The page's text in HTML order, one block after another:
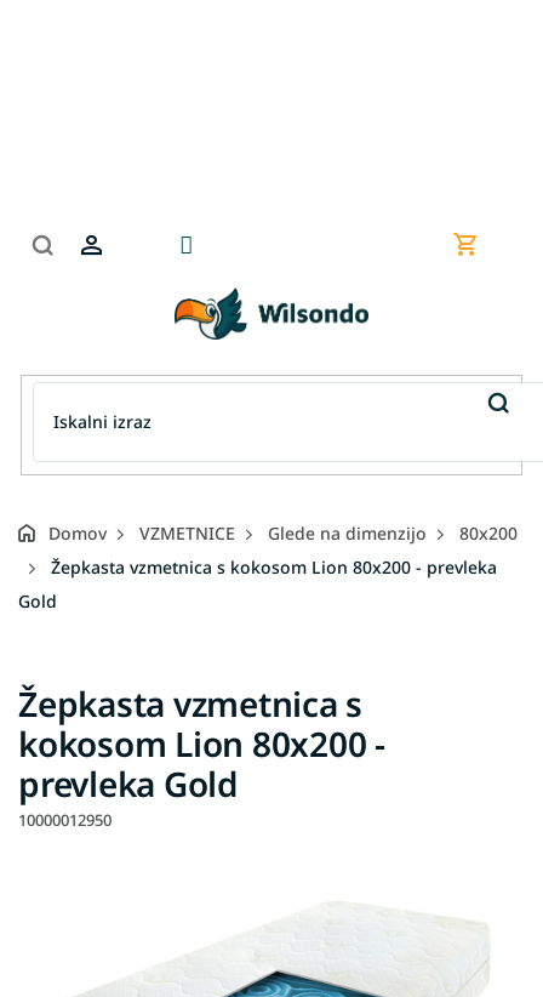
Domov VZMETNICE Glede na dimenzijo
80x200
Žepkasta vzmetnica s kokosom Lion 80x200 - prevleka
Gold
Žepkasta vzmetnica s
kokosom Lion 80x200 -
prevleka Gold
10000012950